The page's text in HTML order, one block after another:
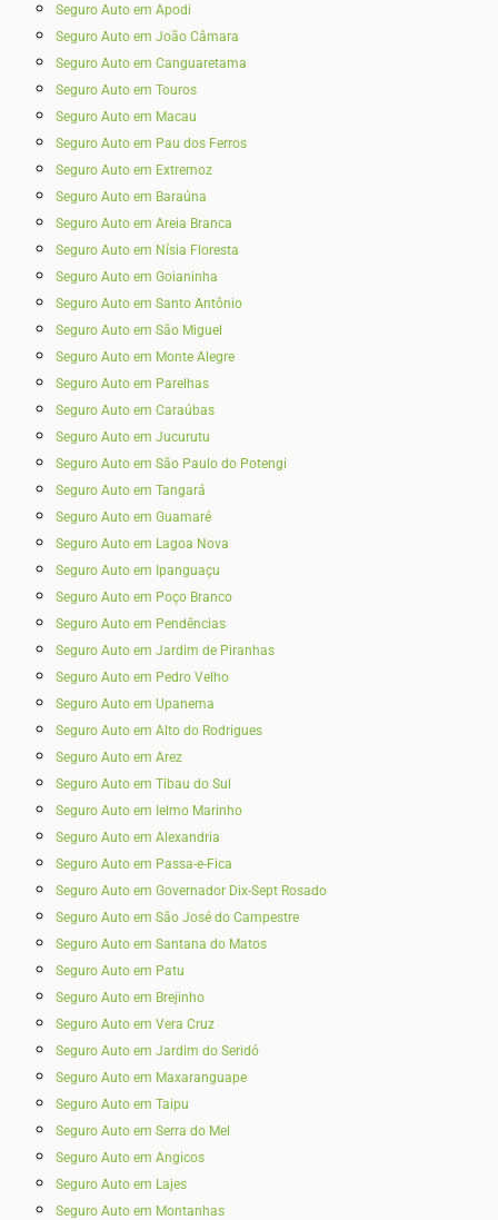
Seguro Auto em Apodi
Seguro Auto em João Câmara
Seguro Auto em Canguaretama
Seguro Auto em Touros
Seguro Auto em Macau
Seguro Auto em Pau dos Ferros
Seguro Auto em Extremoz
Seguro Auto em Baraúna
Seguro Auto em Areia Branca
Seguro Auto em Nísia Floresta
Seguro Auto em Goianinha
Seguro Auto em Santo Antônio
Seguro Auto em São Miguel
Seguro Auto em Monte Alegre
Seguro Auto em Parelhas
Seguro Auto em Caraúbas
Seguro Auto em Jucurutu
Seguro Auto em São Paulo do Potengi
Seguro Auto em Tangará
Seguro Auto em Guamaré
Seguro Auto em Lagoa Nova
Seguro Auto em Ipanguaçu
Seguro Auto em Poço Branco
Seguro Auto em Pendências
Seguro Auto em Jardim de Piranhas
Seguro Auto em Pedro Velho
Seguro Auto em Upanema
Seguro Auto em Alto do Rodrigues
Seguro Auto em Arez
Seguro Auto em Tibau do Sul
Seguro Auto em Ielmo Marinho
Seguro Auto em Alexandria
Seguro Auto em Passa-e-Fica
Seguro Auto em Governador Dix-Sept Rosado
Seguro Auto em São José do Campestre
Seguro Auto em Santana do Matos
Seguro Auto em Patu
Seguro Auto em Brejinho
Seguro Auto em Vera Cruz
Seguro Auto em Jardim do Seridó
Seguro Auto em Maxaranguape
Seguro Auto em Taipu
Seguro Auto em Serra do Mel
Seguro Auto em Angicos
Seguro Auto em Lajes
Seguro Auto em Montanhas